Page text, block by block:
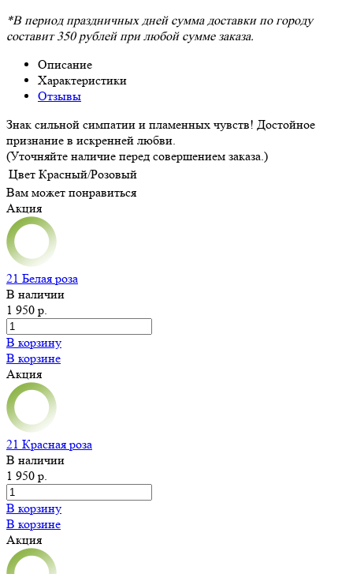
*В период праздничных дней сумма доставки по городу
составит 350 рублей при любой сумме заказа.
Описание
Характеристики
Отзывы
Знак сильной симпатии и пламенных чувств! Достойное
признание в искренней любви.
(Уточняйте наличие перед совершением заказа.)
Цвет Красный/Розовый
Вам может понравиться
Акция
21 Белая роза
В наличии
1 950 р.
В корзину
В корзине
Акция
21 Красная роза
В наличии
1 950 р.
В корзину
В корзине
Акция